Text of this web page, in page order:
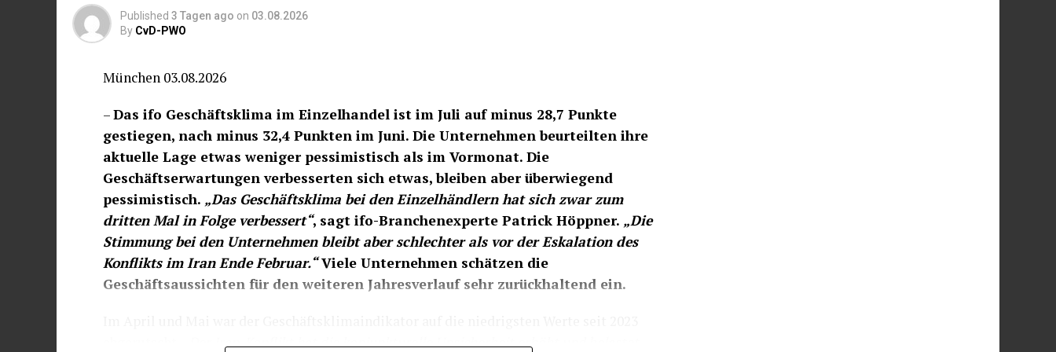
Bierabsatz im Vergleich zu 2019 um 15,7 % gesunken
Ein Grund für die Entwicklung dürfte der sinkende Bierabsatz sein. Im Jahr 2025
das waren 6,0 % weniger als im Jahr zuvor (8,3 Milliarden Liter) und 15,7 % weniger als
im Jahr 2019.
Published 3 Tagen ago on 03.08.2026
By CvD-PWO
München 03.08.2026
–Das ifo Geschäftsklima im Einzelhandel ist im Juli auf minus 28,7 Punkte
gestiegen, nach minus 32,4 Punkten im Juni. Die Unternehmen beurteilten ihre
aktuelle Lage etwas weniger pessimistisch als im Vormonat. Die
Geschäftserwartungen verbesserten sich etwas, bleiben aber überwiegend
pessimistisch. „Das Geschäftsklima bei den Einzelhändlern hat sich zwar zum
dritten Mal in Folge verbessert“, sagt ifo-Branchenexperte Patrick Höppner. „Die
Stimmung bei den Unternehmen bleibt aber schlechter als vor der Eskalation des
Konflikts im Iran Ende Februar.“Viele Unternehmen schätzen die
Geschäftsaussichten für den weiteren Jahresverlauf sehr zurückhaltend ein.